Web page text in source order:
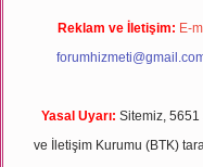
Reklam ve İletişim: E-
Yasal Uyarı: Sitemiz, 5651
ve İletişim Kurumu (BTK)